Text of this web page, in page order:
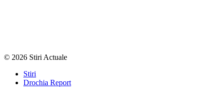
© 2026 Stiri Actuale
Stiri
Drochia Report